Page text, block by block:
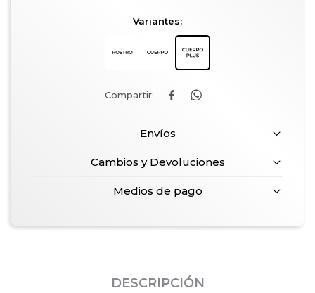
Variantes:
 
Envíos
Cambios y Devoluciones
Medios de pago
DESCRIPCIÓN